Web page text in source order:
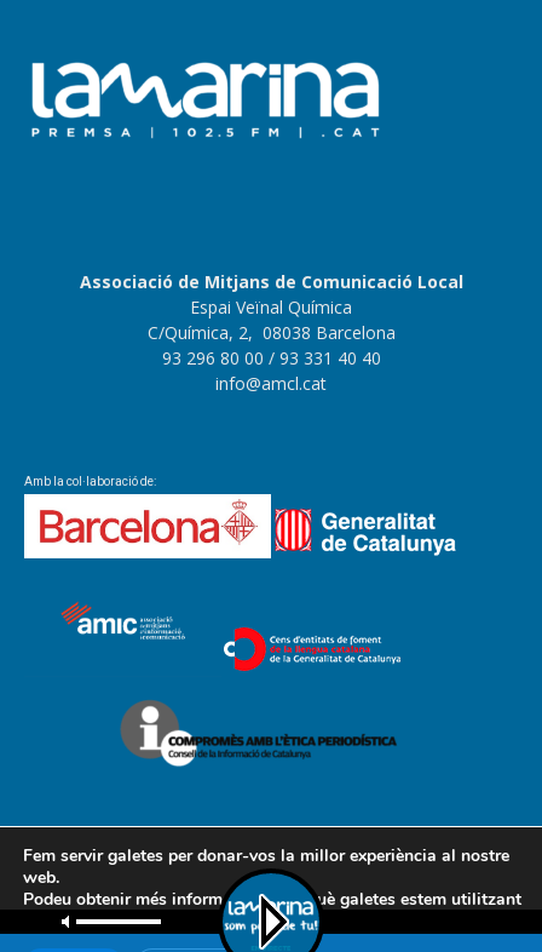
Associació de Mitjans de Comunicació Local
Espai Veïnal Química
C/Química, 2, 08038 Barcelona
93 296 80 00 / 93 331 40 40
info@amcl.cat
Amb la col·laboració de:
Contacte Avís legal Política de cookies
Política de privacitat
AMCL
Fem servir galetes per donar-vos la millor experiència al nostre
web.
Podeu obtenir més informació sobre què galetes estem utilitzant
o desactivar-les a la
configuració.